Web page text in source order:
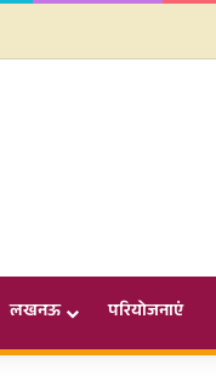
लखनऊ परियोजनाएं